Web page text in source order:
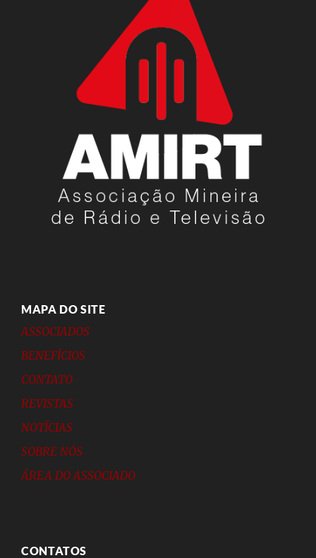
MAPA DO SITE
ASSOCIADOS
BENEFÍCIOS
CONTATO
REVISTAS
NOTÍCIAS
SOBRE NÓS
ÁREA DO ASSOCIADO
CONTATOS